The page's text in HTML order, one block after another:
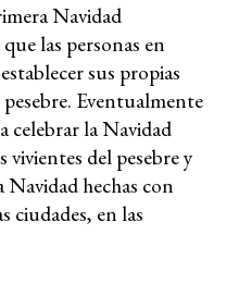
Navidad
las personas en
sus propias
Eventualmente
celebrar la Navidad
del pesebre y
Navidad hechas con
ciudades, en las